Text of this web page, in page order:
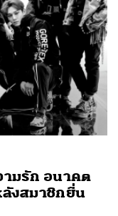
มรัก อนาคต
ลังสมาชิกยื่น